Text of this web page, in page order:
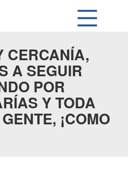
CERCANÍA,
A SEGUIR
POR
Y TODA
¡COMO